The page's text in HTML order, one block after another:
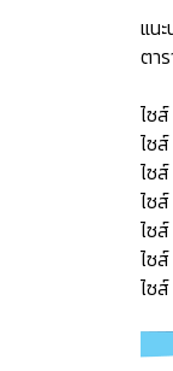
แน
ตา
ไซ
ไซ
ไซ
ไซ
ไซ
ไซ
ไซ